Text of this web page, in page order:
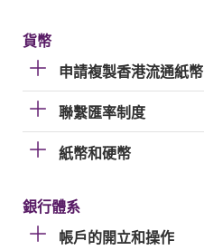
貨幣
申請複製香港流通紙幣
聯繫匯率制度
紙幣和硬幣
銀行體系
帳戶的開立和操作